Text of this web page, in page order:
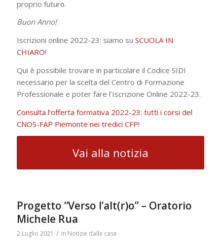
proprio futuro.
Buon Anno!
Iscrizioni online 2022-23: siamo su SCUOLA IN
CHIARO!
Qui è possibile trovare in particolare il Codice SIDI
necessario per la scelta del Centro di Formazione
Professionale e poter fare l’Iscrizione Online 2022-23.
Consulta l’offerta formativa 2022-23: tutti i corsi del
CNOS-FAP Piemonte nei tredici CFP!
Vai alla notizia
Progetto “Verso l’alt(r)o” – Oratorio
Michele Rua
2 Luglio 2021 / in Notizie dalle case